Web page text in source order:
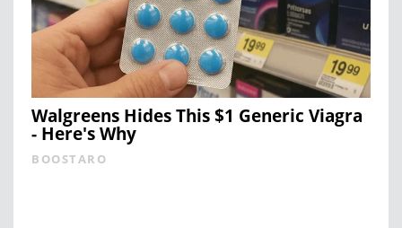
Walgreens Hides This $1 Generic Viagra
- Here's Why
BOOSTARO